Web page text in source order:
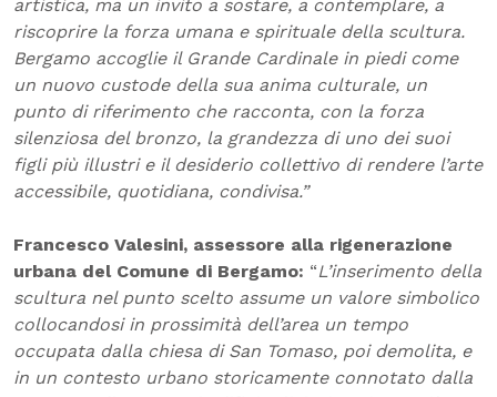
artistica, ma un invito a sostare, a contemplare, a
riscoprire la forza umana e spirituale della scultura.
Bergamo accoglie il Grande Cardinale in piedi come
un nuovo custode della sua anima culturale, un
punto di riferimento che racconta, con la forza
silenziosa del bronzo, la grandezza di uno dei suoi
figli più illustri e il desiderio collettivo di rendere l’arte
accessibile, quotidiana, condivisa.”
Francesco Valesini, assessore alla rigenerazione
urbana del Comune di Bergamo: “L’inserimento della
scultura nel punto scelto assume un valore simbolico
collocandosi in prossimità dell’area un tempo
occupata dalla chiesa di San Tomaso, poi demolita, e
in un contesto urbano storicamente connotato dalla